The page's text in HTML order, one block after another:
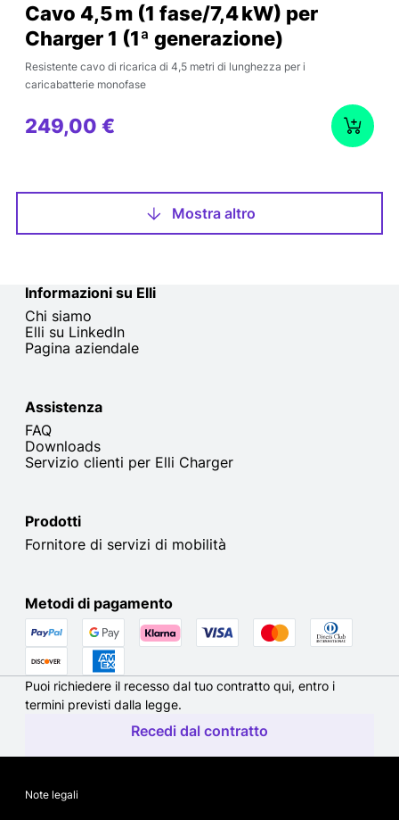
Cavo 4,5 m (1 fase/7,4 kW) per
Charger 1 (1ª generazione)
Resistente cavo di ricarica di 4,5 metri di lunghezza per i
caricabatterie monofase
249,00 €
Mostra altro
Informazioni su Elli
Chi siamo
Elli su LinkedIn
Pagina aziendale
Assistenza
FAQ
Downloads
Servizio clienti per Elli Charger
Prodotti
Fornitore di servizi di mobilità
Metodi di pagamento
Puoi richiedere il recesso dal tuo contratto qui, entro i
termini previsti dalla legge.
Recedi dal contratto
Note legali